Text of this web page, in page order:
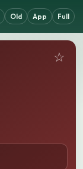
Old App Full
☆